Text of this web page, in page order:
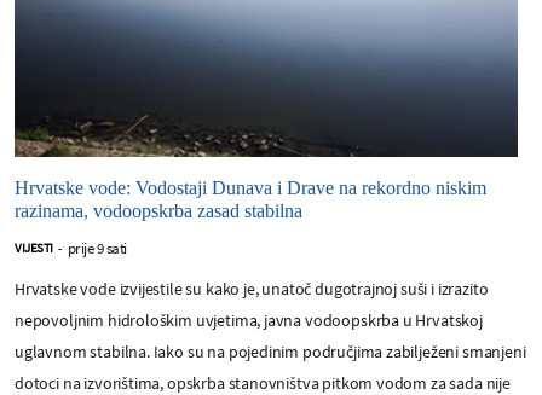
Hrvatske vode: Vodostaji Dunava i Drave na rekordno niskim
razinama, vodoopskrba zasad stabilna
VIJESTI - prije 9 sati
Hrvatske vode izvijestile su kako je, unatoč dugotrajnoj suši i izrazito
nepovoljnim hidrološkim uvjetima, javna vodoopskrba u Hrvatskoj
uglavnom stabilna. Iako su na pojedinim područjima zabilježeni smanjeni
dotoci na izvorištima, opskrba stanovništva pitkom vodom za sada nije